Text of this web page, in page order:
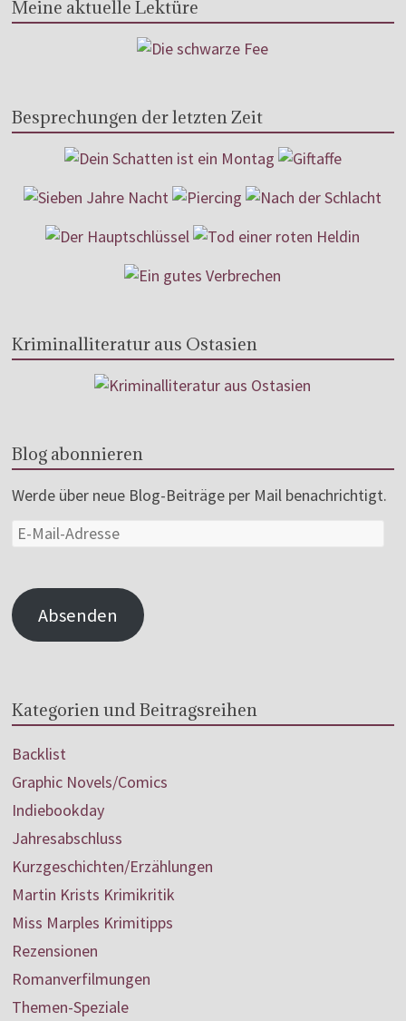
Meine aktuelle Lektüre
Besprechungen der letzten Zeit
Kriminalliteratur aus Ostasien
Blog abonnieren
Werde über neue Blog-Beiträge per Mail benachrichtigt.
Absenden
Kategorien und Beitragsreihen
Backlist
Graphic Novels/Comics
Indiebookday
Jahresabschluss
Kurzgeschichten/Erzählungen
Martin Krists Krimikritik
Miss Marples Krimitipps
Rezensionen
Romanverfilmungen
Themen-Speziale